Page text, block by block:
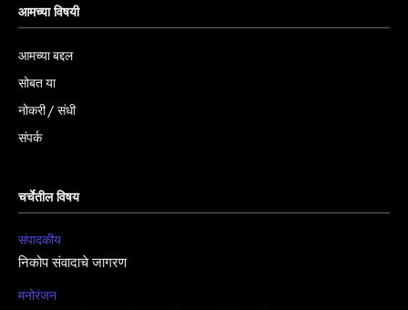
आमच्या विषयी
आमच्या बद्दल
सोबत या
नोकरी / संधी
संपर्क
चर्चेतील विषय
संपादकीय
निकोप संवादाचे जागरण
मनोरंजन